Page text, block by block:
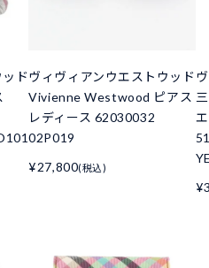
ドヴィヴィアンウエストウッド
Vivienne Westwood ピアス
レディース 62030032
02P019
¥27,800(税込)